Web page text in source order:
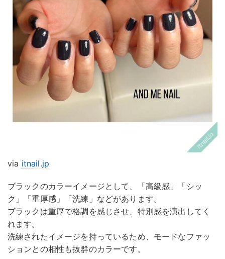
via itnail.jp
ブラックのカラーイメージとして、「高級感」「シッ
ク」「重厚感」「洗練」などがあります。
ブラックは重厚で格調を感じさせ、特別感を演出してく
れます。
洗練されたイメージを持っているため、モードなファッ
ションとの相性も抜群のカラーです。